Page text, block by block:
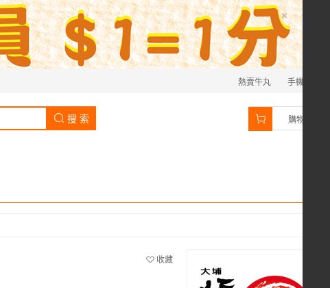
×
熱賣牛丸 手機
搜 索 購物車
收藏